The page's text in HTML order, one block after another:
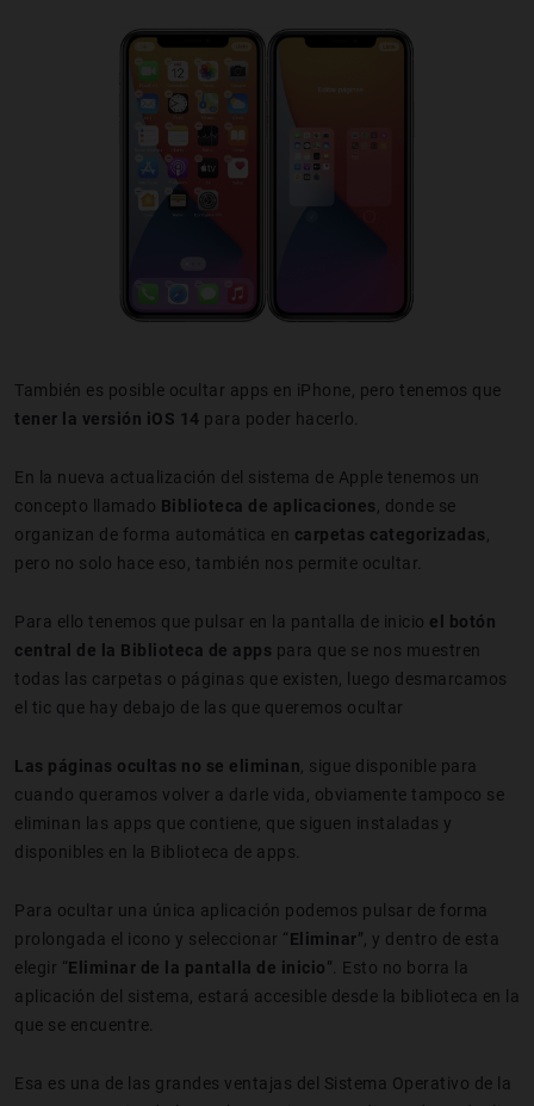
También es posible ocultar apps en iPhone, pero tenemos que
tener la versión iOS 14 para poder hacerlo.
En la nueva actualización del sistema de Apple tenemos un
concepto llamado Biblioteca de aplicaciones , donde se
organizan de forma automática en carpetas categorizadas
pero no solo hace eso, también nos permite ocultar.
Para ello tenemos que pulsar en la pantalla de inicio el botón
central de la Biblioteca de apps para que se nos muestren
todas las carpetas o páginas que existen, luego desmarcamos
el tic que hay debajo de las que queremos ocultar
Las páginas ocultas no se eliminan , sigue disponible para
cuando queramos volver a darle vida, obviamente tampoco se
eliminan las apps que contiene, que siguen instaladas y
disponibles en la Biblioteca de apps.
Para ocultar una única aplicación podemos pulsar de forma
prolongada el icono y seleccionar “Eliminar”, y dentro de esta
elegir “Eliminar de la pantalla de inicio”. Esto no borra la
aplicación del sistema, estará accesible desde la biblioteca en la
que se encuentre.
Esa es una de las grandes ventajas del Sistema Operativo de la